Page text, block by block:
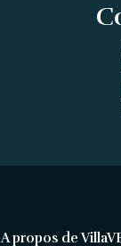
A propos de